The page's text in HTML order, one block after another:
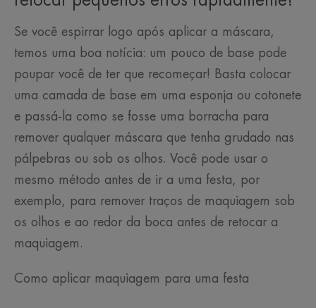
Se você espirrar logo após aplicar a máscara,
temos uma boa notícia: um pouco de base pode
poupar você de ter que recomeçar! Basta colocar
uma camada de base em uma esponja ou cotonete
e passá-la como se fosse uma borracha para
remover qualquer máscara que tenha grudado nas
pálpebras ou sob os olhos. Você pode usar o
mesmo método antes de ir a uma festa, por
exemplo, para remover traços de maquiagem sob
os olhos e ao redor da boca antes de retocar a
maquiagem.
Como aplicar maquiagem para uma festa